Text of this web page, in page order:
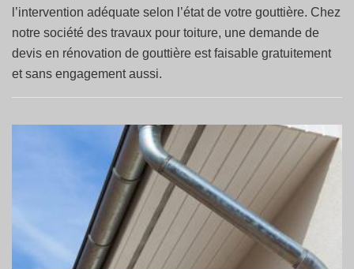
l’intervention adéquate selon l’état de votre gouttière. Chez
notre société des travaux pour toiture, une demande de
devis en rénovation de gouttière est faisable gratuitement
et sans engagement aussi.